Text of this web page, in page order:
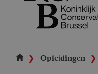
Opleidingen